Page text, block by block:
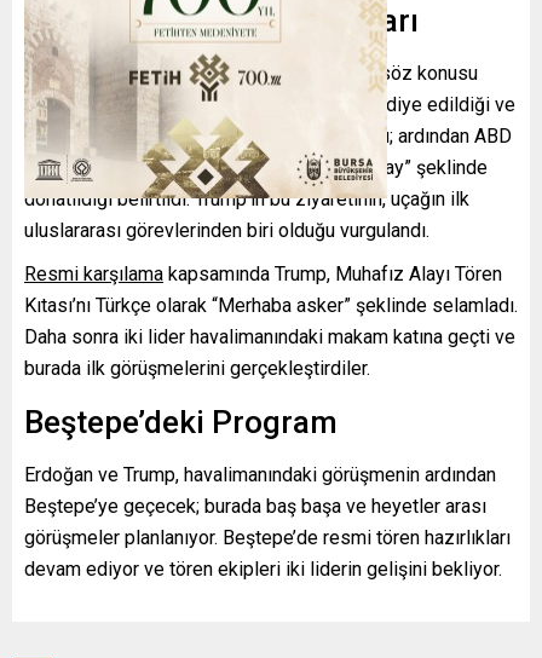
Havacılık ve Tören Detayları
Uçağın geçmişiolarak bilinen detaylarda, söz konusu
Boeing 747-8’in Katar tarafından ABD’ye hediye edildiği ve
yaklaşık 500 milyon dolar değerinde olduğu; ardından ABD
Hava Kuvvetleri tarafından “uçan Beyaz Saray” şeklinde
donatıldığı belirtildi. Trump’ın bu ziyaretinin, uçağın ilk
uluslararası görevlerinden biri olduğu vurgulandı.
Resmi karşılama kapsamında Trump, Muhafız Alayı Tören
Kıtası’nı Türkçe olarak “Merhaba asker” şeklinde selamladı.
Daha sonra iki lider havalimanındaki makam katına geçti ve
burada ilk görüşmelerini gerçekleştirdiler.
Beştepe’deki Program
Erdoğan ve Trump, havalimanındaki görüşmenin ardından
Beştepe’ye geçecek; burada baş başa ve heyetler arası
görüşmeler planlanıyor. Beştepe’de resmi tören hazırlıkları
devam ediyor ve tören ekipleri iki liderin gelişini bekliyor.